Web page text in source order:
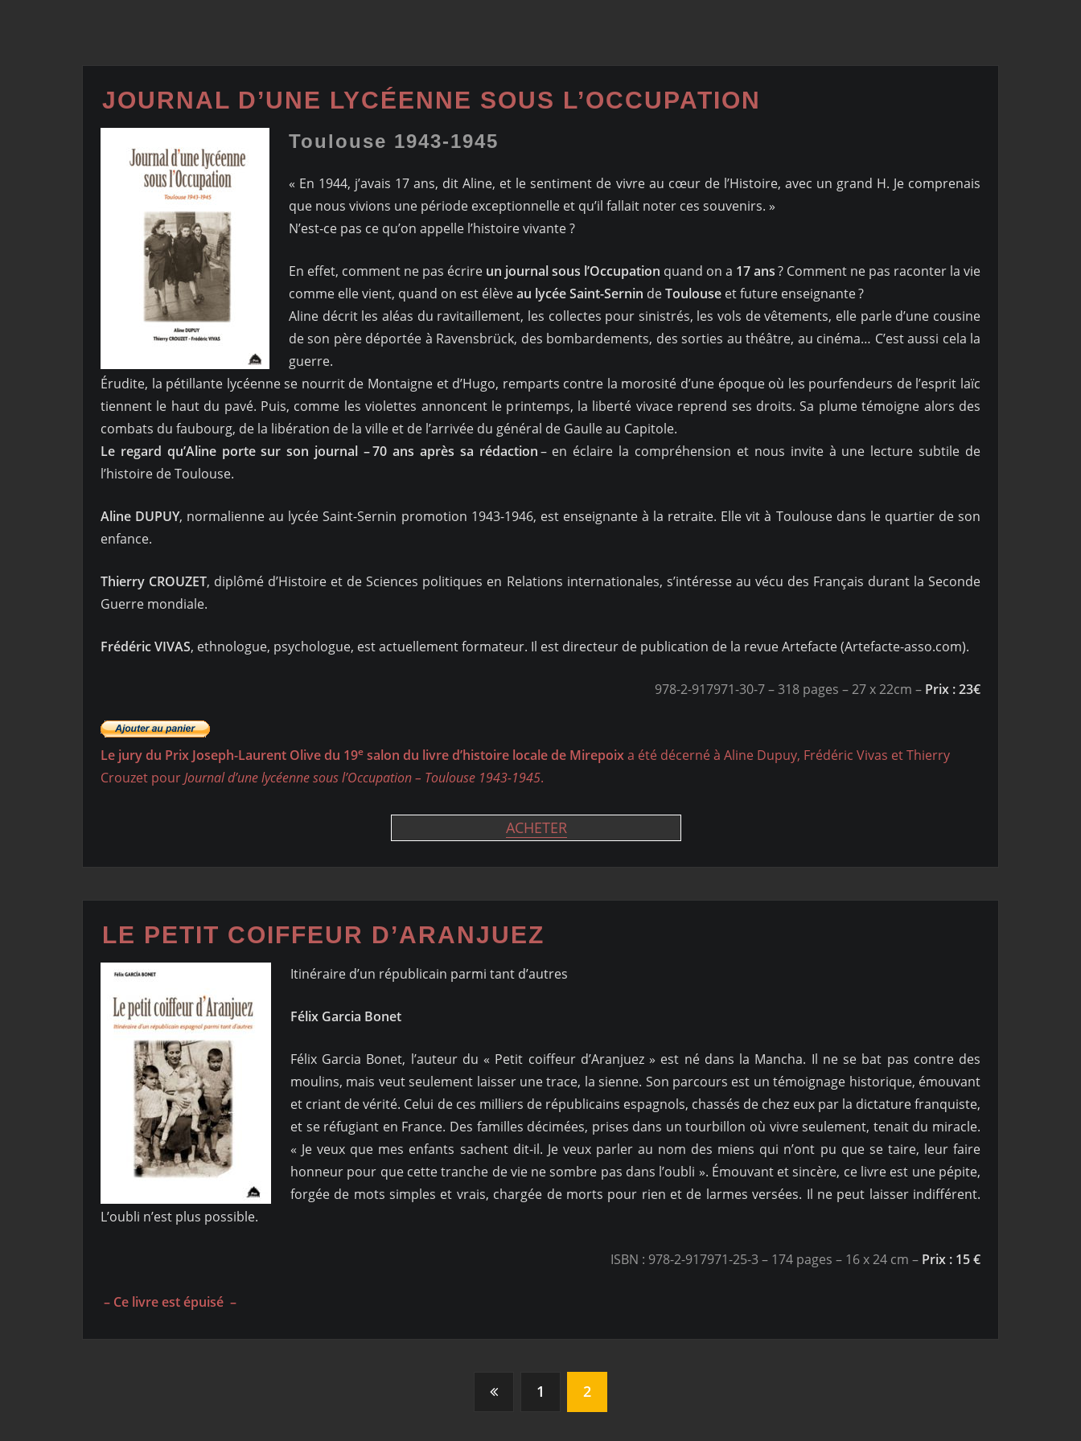
JOURNAL D’UNE LYCÉENNE SOUS L’OCCUPATION
Toulouse 1943-1945
« En 1944, j’avais 17 ans, dit Aline, et le sentiment de vivre au cœur de l’Histoire, avec un grand H. Je comprenais
que nous vivions une période exceptionnelle et qu’il fallait noter ces souvenirs. »
N’est-ce pas ce qu’on appelle l’histoire vivante ?
En effet, comment ne pas écrire un journal sous l’Occupation quand on a 17 ans? Comment ne pas raconter la vie
comme elle vient, quand on est élèveau lycée Saint-Sernin deToulouse et future enseignante ?
Aline décrit les aléas du ravitaillement, les collectes pour sinistrés, les vols de vêtements, elle parle d’une cousine
de son père déportée à Ravensbrück, des bombardements, des sorties au théâtre, au cinéma… C’est aussi cela la
guerre.
Érudite, la pétillante lycéenne se nourrit de Montaigne et d’Hugo, remparts contre la morosité d’une époque où les pourfendeurs de l’esprit laïc
tiennent le haut du pavé. Puis, comme les violettes annoncent le printemps, la liberté vivace reprend ses droits. Sa plume témoigne alors des
combats du faubourg, de la libération de la ville et de l’arrivée du général de Gaulle au Capitole.
Le regard qu’Aline porte sur son journal – 70 ans après sa rédaction– en éclaire la compréhension et nous invite à une lecture subtile de
l’histoire de Toulouse.
Aline DUPUY, normalienne au lycée Saint-Sernin promotion 1943-1946, est enseignante à la retraite. Elle vit à Toulouse dans le quartier de son
enfance.
Thierry CROUZET, diplômé d’Histoire et de Sciences politiques en Relations internationales, s’intéresse au vécu des Français durant la Seconde
Guerre mondiale.
Frédéric VIVAS, ethnologue, psychologue, est actuellement formateur. Il est directeur de publication de la revue Artefacte (Artefacte-asso.com).
978-2-917971-30-7 – 318 pages – 27 x 22cm – Prix : 23€
Le jury du Prix Joseph-Laurent Olive du 19e salon du livre d’histoire locale de Mirepoixa été décerné à Aline Dupuy, Frédéric Vivas et Thierry
Crouzet pourJournal d’une lycéenne sous l’Occupation – Toulouse 1943-1945.
ACHETER
LE PETIT COIFFEUR D’ARANJUEZ
Itinéraire d’un républicain parmi tant d’autres
Félix Garcia Bonet
Félix Garcia Bonet, l’auteur du « Petit coiffeur d’Aranjuez » est né dans la Mancha. Il ne se bat pas contre des
moulins, mais veut seulement laisser une trace, la sienne. Son parcours est un témoignage historique, émouvant
et criant de vérité. Celui de ces milliers de républicains espagnols, chassés de chez eux par la dictature franquiste,
et se réfugiant en France. Des familles décimées, prises dans un tourbillon où vivre seulement, tenait du miracle.
« Je veux que mes enfants sachent dit-il. Je veux parler au nom des miens qui n’ont pu que se taire, leur faire
honneur pour que cette tranche de vie ne sombre pas dans l’oubli ». Émouvant et sincère, ce livre est une pépite,
forgée de mots simples et vrais, chargée de morts pour rien et de larmes versées. Il ne peut laisser indifférent.
L’oubli n’est plus possible.
ISBN : 978-2-917971-25-3 – 174 pages – 16 x 24 cm – Prix : 15 €
– Ce livre est épuisé –
1 2